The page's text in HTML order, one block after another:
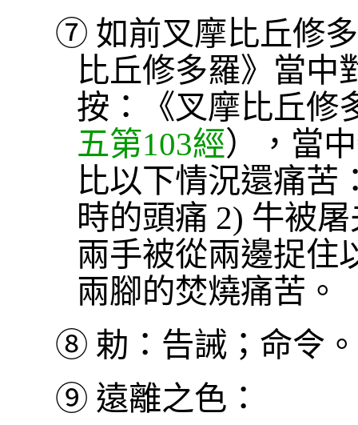
⑦ 如前叉摩比丘修
比丘修多羅》當中
按：《叉摩比丘修
五第103經），當
比以下情況還痛苦
時的頭痛 2) 牛被
兩手被從兩邊捉住
兩腳的焚燒痛苦。
⑧ 勅：告誡；命令
⑨ 遠離之色：